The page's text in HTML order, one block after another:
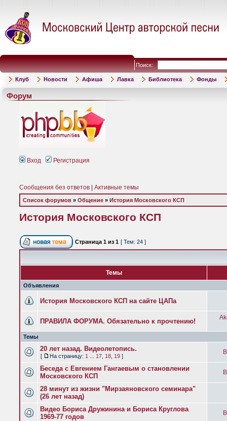
Поиск:
Клуб Новости Афиша Лавка Библиотека Фонды
Форум
Вход Регистрация
Сообщения без ответов Активные темы
Список форумов » Общение » История Московского КСП
История Московского КСП
Страница 1 из 1 [ Тем: 24 ]
Темы
Объявления
История Московского КСП на сайте ЦАПа
ПРАВИЛА ФОРУМА. Обязательно к прочтению!
Темы
20 лет назад. Видеолетопись.
[ На страницу: 1 17 18 19 ]
Беседа с Евгением Гангаевым о становлении
Московского КСП
28 минут из жизни "Мирзаяновского семинара"
(26 лет назад)
Видео Бориса Дружинина и Бориса Круглова
1969-77 годов